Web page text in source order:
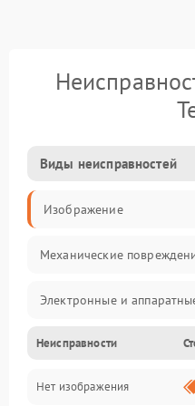
Виды неисправностей
Изображение
Механические
Электронные и
Неисправности сенсора и
Программные ошибки
Неисправности
Нет изображения